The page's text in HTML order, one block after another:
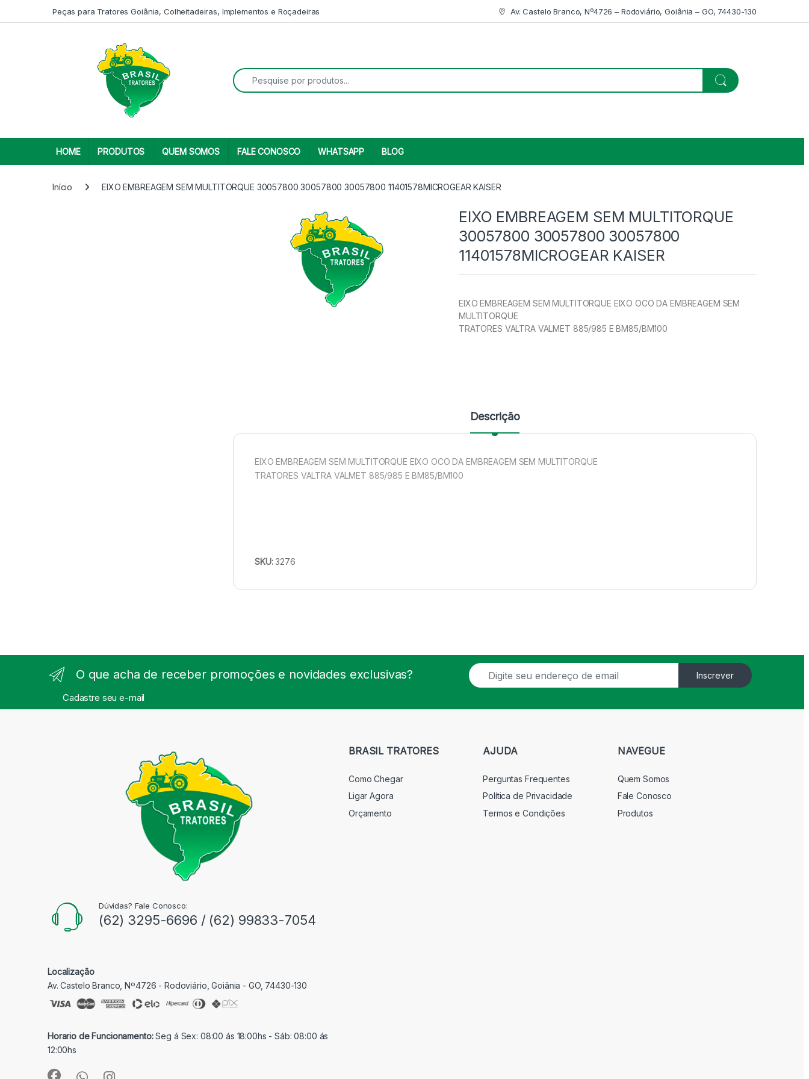
Peças para Tratores Goiânia, Colheitadeiras, Implementos e Roçadeiras Av. Castelo Branco, Nº4726 – Rodoviário, Goiânia – GO, 74430-130
Search for:
HOME PRODUTOS QUEM SOMOS FALE CONOSCO WHATSAPP BLOG
Início EIXO EMBREAGEM SEM MULTITORQUE 30057800 30057800 30057800 11401578MICROGEAR KAISER
EIXO EMBREAGEM SEM MULTITORQUE
30057800 30057800 30057800
11401578MICROGEAR KAISER
EIXO EMBREAGEM SEM MULTITORQUE EIXO OCO DA EMBREAGEM SEM
MULTITORQUE
TRATORES VALTRA VALMET 885/985 E BM85/BM100
Descrição
EIXO EMBREAGEM SEM MULTITORQUE EIXO OCO DA EMBREAGEM SEM MULTITORQUE
TRATORES VALTRA VALMET 885/985 E BM85/BM100
SKU:3276
O que acha de receber promoções e novidades exclusivas?
Cadastre seu e-mail
E
m
Inscrever
Dúvidas? Fale Conosco:
(62) 3295-6696 / (62) 99833-7054
Localização
Av. Castelo Branco, Nº4726 - Rodoviário, Goiânia - GO, 74430-130
Horario de Funcionamento:Seg á Sex: 08:00 ás 18:00hs - Sáb: 08:00 ás
12:00hs
BRASIL TRATORES
Como Chegar
Ligar Agora
Orçamento
AJUDA
Perguntas Frequentes
Política de Privacidade
Termos e Condições
NAVEGUE
Quem Somos
Fale Conosco
Produtos